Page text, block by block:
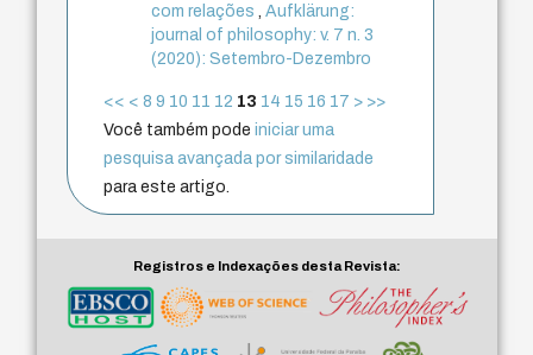
com relações,Aufklärung:
journal of philosophy: v. 7 n. 3
(2020): Setembro-Dezembro
<< < 8 9 10 11 12 13 14 15 16 17 > >>
Você também podeiniciar uma
pesquisa avançada por similaridade
para este artigo.
Registros e Indexações desta Revista: